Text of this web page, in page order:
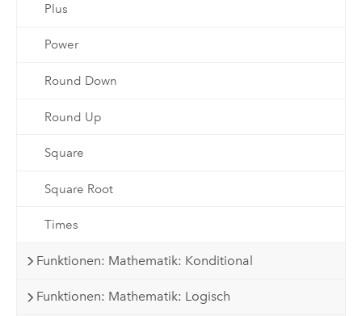
Plus
Power
Round Down
Round Up
Square
Square Root
Times
Funktionen: Mathematik: Konditional
Funktionen: Mathematik: Logisch